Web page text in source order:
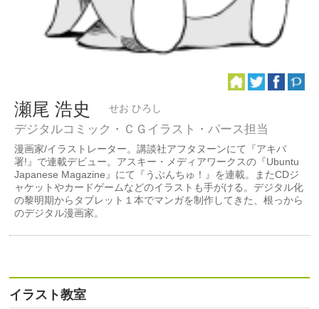
瀬尾 浩史 せお ひろし
デジタルコミック・ＣＧイラスト・パース担当
漫画家/イラストレーター。講談社アフタヌーンにて『アキバ
署!』で連載デビュー。アスキー・メディアワークスの『Ubuntu
Japanese Magazine』にて『うぶんちゅ！』を連載。またCDジ
ャケットやカードゲームなどのイラストも手がける。デジタル化
の黎明期からタブレット１本でマンガを制作してきた、根っから
のデジタル漫画家。
イラスト教室